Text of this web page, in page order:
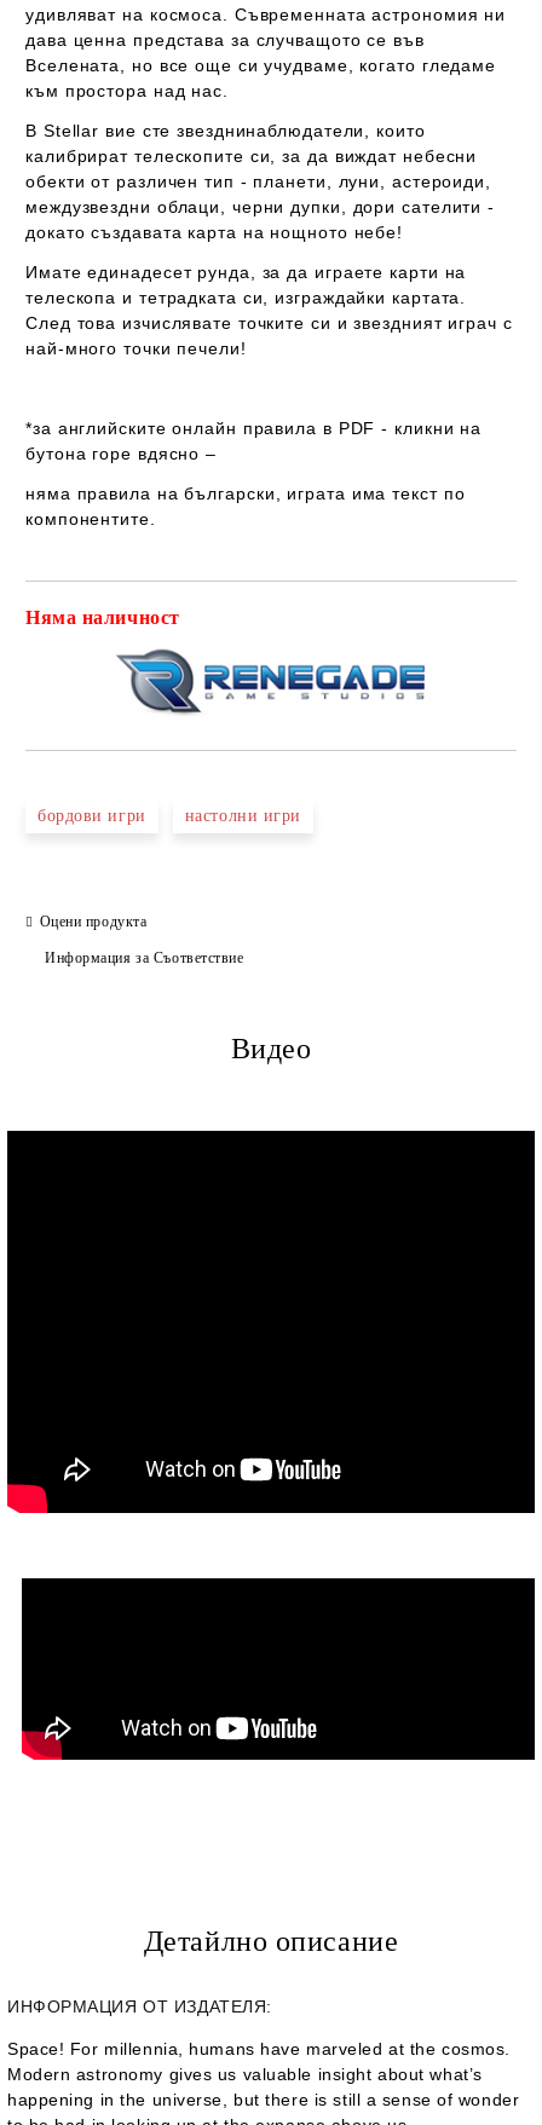
удивляват на космоса. Съвременната астрономия ни
дава ценна представа за случващото се във
Вселената, но все още си учудваме, когато гледаме
към простора над нас.
В Stellar вие сте звезднинаблюдатели, които
калибрират телескопите си, за да виждат небесни
обекти от различен тип - планети, луни, астероиди,
междузвездни облаци, черни дупки, дори сателити -
докато създавата карта на нощното небе!
Имате единадесет рунда, за да играете карти на
телескопа и тетрадката си, изграждайки картата.
След това изчислявате точките си и звездният играч с
най-много точки печели!
*за английските онлайн правила в PDF - кликни на
бутона горе вдясно –
няма правила на български , играта има текст по
компонентите.
Няма наличност
бордови игри настолни игри
Оцени продукта
Информация за Съответствие
Видео
Детайлно описание
ИНФОРМАЦИЯ ОТ ИЗДАТЕЛЯ:
Space! For millennia, humans have marveled at the cosmos.
Modern astronomy gives us valuable insight about what’s
happening in the universe, but there is still a sense of wonder